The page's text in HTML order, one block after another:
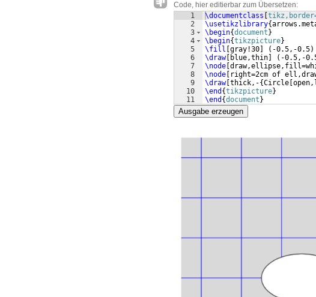
Code, hier editierbar zum Übersetzen:
1
2
3
4
5
6
7
8
9
10
11
\documentclass
\usetikzlibrary{
\begin{document }
\begin{tikzpicture}
\fill gray!30 ( -0.5,-0.5)
\draw[ blue,thin ( -0.5,-
\node
\node
right=2cm of
\draw[ thick,-{Circle
\end {tikzpicture}
\end {document }
Ausgabe erzeugen